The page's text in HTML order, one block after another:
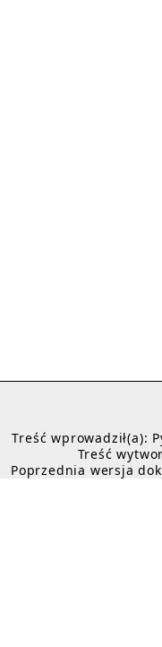
Treść wprowadził(a):
Treść
Poprzednia wersja